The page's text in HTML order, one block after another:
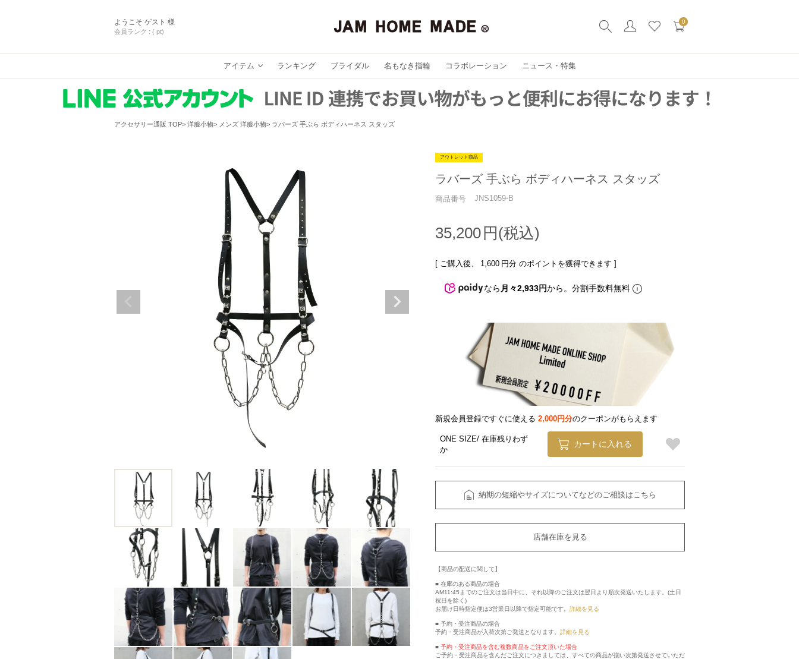
ようこそ ゲスト 様
会員ランク : ( pt)
0
アイテム ランキング ブライダル 名もなき指輪 コラボレーション ニュース・特集
アクセサリー通販 TOP 洋服小物 メンズ 洋服小物 ラバーズ 手ぶら ボディハーネス スタッズ
アウトレット商品
ラバーズ 手ぶら ボディハーネス スタッズ
商品番号 JNS1059-B
35,200
[ ご購入後、 1,600 円分 のポイントを獲得できます ]
なら 月々2,933円から。分割手数料無料
新規会員登録ですぐに使える 2,000円分のクーポンがもらえます
ONE SIZE 在庫残りわず
か
カートに入れる
納期の短縮やサイズについてなどのご相談はこちら
店舗在庫を見る
【商品の配送に関して】
■ 在庫のある商品の場合
AM11:45までのご注文は当日中に、それ以降のご注文は翌日より順次発送いたします。(土日
祝日を除く)
お届け日時指定便は3営業日以降で指定可能です。 詳細を見る
■ 予約・受注商品の場合
予約・受注商品が入荷次第ご発送となります。 詳細を見る
■ 予約・受注商品を含む複数商品をご注文頂いた場合
ご予約・受注商品を含んだご注文につきましては、すべての商品が揃い次第発送させていただ